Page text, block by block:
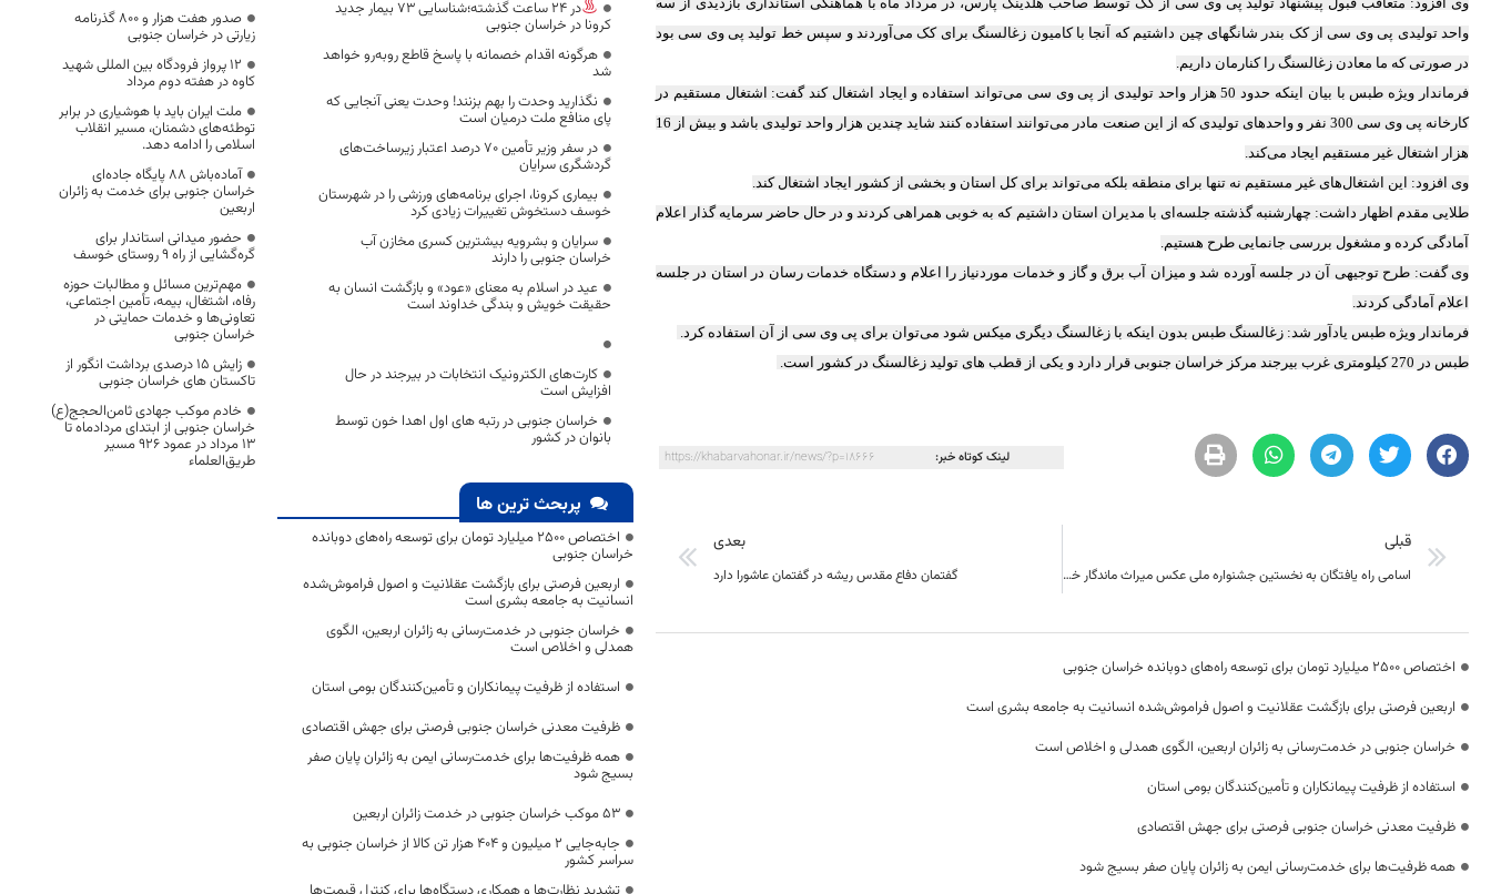
وی افزود: متعاقب قبول پیشنهاد تولید پی وی سی از کک توسط صاحب هلدینگ پارس، در مرداد ماه با هماهنگی استانداری بازدیدی از سه
واحد تولیدی پی وی سی از کک بندر شانگهای چین داشتیم که آنجا با کامیون زغالسنگ برای کک می‌آوردند و سپس خط تولید پی وی سی بود
در صورتی که ما معادن زغالسنگ را کنارمان داریم.
فرماندار ویژه طبس با بیان اینکه حدود 50 هزار واحد تولیدی از پی وی سی می‌تواند استفاده و ایجاد اشتغال کند گفت: اشتغال مستقیم در
کارخانه پی وی سی 300 نفر و واحدهای تولیدی که از این صنعت مادر می‌توانند استفاده کنند شاید چندین هزار واحد تولیدی باشد و بیش از 16
هزار اشتغال غیر مستقیم ایجاد می‌کند.
وی افزود: این اشتغال‌های غیر مستقیم نه تنها برای منطقه بلکه می‌تواند برای کل استان و بخشی از کشور ایجاد اشتغال کند.
طلایی مقدم اظهار داشت: چهارشنبه گذشته جلسه‌ای با مدیران استان داشتیم که به خوبی همراهی کردند و در حال حاضر سرمایه گذار اعلام
آمادگی کرده و مشغول بررسی جانمایی طرح هستیم.
وی گفت: طرح توجیهی آن در جلسه آورده شد و میزان آب برق و گاز و خدمات موردنیاز را اعلام و دستگاه خدمات رسان در استان در جلسه
اعلام آمادگی کردند.
فرماندار ویژه طبس یادآور شد: زغالسنگ طبس بدون اینکه با زغالسنگ دیگری میکس شود می‌توان برای پی وی سی از آن استفاده کرد.
طبس در 270 کیلومتری غرب بیرجند مرکز خراسان جنوبی قرار دارد و یکی از قطب های تولید زغالسنگ در کشور است.
لینک کوتاه خبر: https://khabarvahonar.ir/news/?p=18666
قبلی
اسامی راه یافتگان به نخستین جشنواره ملی عکس میراث ماندگار خراسان جنوبی اعلام شد
بعدی
گفتمان دفاع مقدس ریشه در گفتمان عاشورا دارد
اختصاص 2500 میلیارد تومان برای توسعه راه‌های دوبانده خراسان جنوبی
اربعین فرصتی برای بازگشت عقلانیت و اصول فراموش‌شده انسانیت به جامعه بشری است
خراسان جنوبی در خدمت‌رسانی به زائران اربعین، الگوی همدلی و اخلاص است
استفاده از ظرفیت پیمانکاران و تأمین‌کنندگان بومی استان
ظرفیت معدنی خراسان جنوبی فرصتی برای جهش اقتصادی
همه ظرفیت‌ها برای خدمت‌رسانی ایمن به زائران پایان صفر بسیج شود
در 24 ساعت گذشته؛شناسایی 73 بیمار جدید
کرونا در خراسان جنوبی
هرگونه اقدام خصمانه با پاسخ قاطع روبه‌رو خواهد
شد
نگذارید وحدت را بهم بزنند! وحدت یعنی آنجایی که
پای منافع ملت درمیان است
در سفر وزیر تأمین ۷۰ درصد اعتبار زیرساخت‌های
گردشگری سرایان
بیماری کرونا، اجرای برنامه‌های ورزشی را در شهرستان
خوسف دستخوش تغییرات زیادی کرد
سرایان و بشرویه بیشترین کسری مخازن آب
خراسان جنوبی را دارند
عید در اسلام به معنای «عود» و بازگشت انسان به
حقیقت خویش و بندگی خداوند است
کارت‌های الکترونیک انتخابات در بیرجند در حال
افزایش است
خراسان جنوبی در رتبه های اول اهدا خون توسط
بانوان در کشور
پربحث ترین ها
اختصاص 2500 میلیارد تومان برای توسعه راه‌های دوبانده
خراسان جنوبی
اربعین فرصتی برای بازگشت عقلانیت و اصول فراموش‌شده
انسانیت به جامعه بشری است
خراسان جنوبی در خدمت‌رسانی به زائران اربعین، الگوی
همدلی و اخلاص است
استفاده از ظرفیت پیمانکاران و تأمین‌کنندگان بومی استان
ظرفیت معدنی خراسان جنوبی فرصتی برای جهش اقتصادی
همه ظرفیت‌ها برای خدمت‌رسانی ایمن به زائران پایان صفر
بسیج شود
53 موکب خراسان جنوبی در خدمت زائران اربعین
جابه‌جایی 2 میلیون و 404 هزار تن کالا از خراسان جنوبی به
سراسر کشور
صدور هفت هزار و ۸۰۰ گذرنامه
زیارتی در خراسان جنوبی
۱۲ پرواز فرودگاه بین المللی شهید
کاوه در هفته دوم مرداد
ملت ایران باید با هوشیاری در برابر
توطئه‌های دشمنان، مسیر انقلاب
اسلامی را ادامه دهد.
آماده‌باش ۸۸ پایگاه جاده‌ای
خراسان جنوبی برای خدمت به زائران
اربعین
حضور میدانی استاندار برای
گره‌گشایی از راه ۹ روستای خوسف
مهم‌ترین مسائل و مطالبات حوزه
رفاه، اشتغال، بیمه، تأمین اجتماعی،
تعاونی‌ها و خدمات حمایتی در
خراسان جنوبی
زایش ۱۵ درصدی برداشت انگور از
تاکستان های خراسان جنوبی
خادم موکب جهادی ثامن‌الحجج(ع)
خراسان جنوبی از ابتدای مردادماه تا
۱۳ مرداد در عمود ۹۲۶ مسیر
طریق‌العلماء